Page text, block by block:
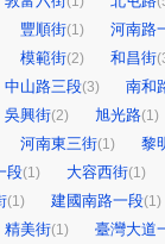
豐順街(1) 河南路
模範街(2) 和昌街
中山路三段(3) 南和
吳興街(2) 旭光路(1)
河南東三街(1) 黎
段(1) 大容西街(1)
(1) 建國南路一段(1)
精美街(1) 臺灣大道